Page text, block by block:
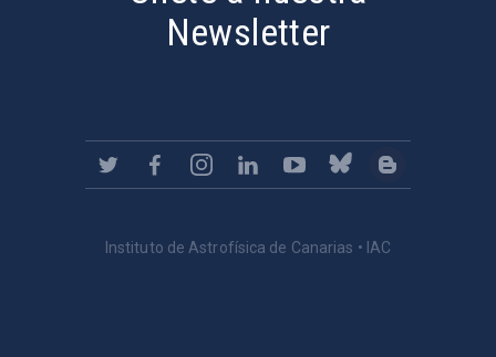
Newsletter
Instituto de Astrofísica de Canarias • IAC